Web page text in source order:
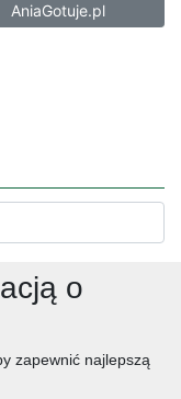
AniaGotuje.pl
o
zapewnić najlepszą